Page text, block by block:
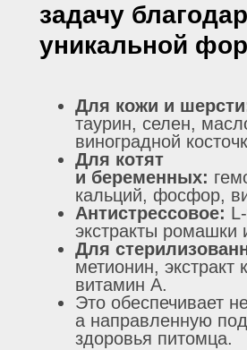
задачу
уникальной
Для кожи и
таурин, селен,
виноградной
Для котят
и беременных:
кальций, фосфор,
Антистрессовое:
экстракты ромашки
Для
метионин, экстракт
витамин А.
Это обеспечивает
а направленную
здоровья питомца.